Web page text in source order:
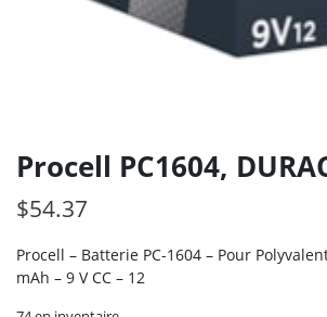
Procell PC1604,
$54.37
Procell – Batterie PC-1604 – Pour
mAh – 9 V CC – 12